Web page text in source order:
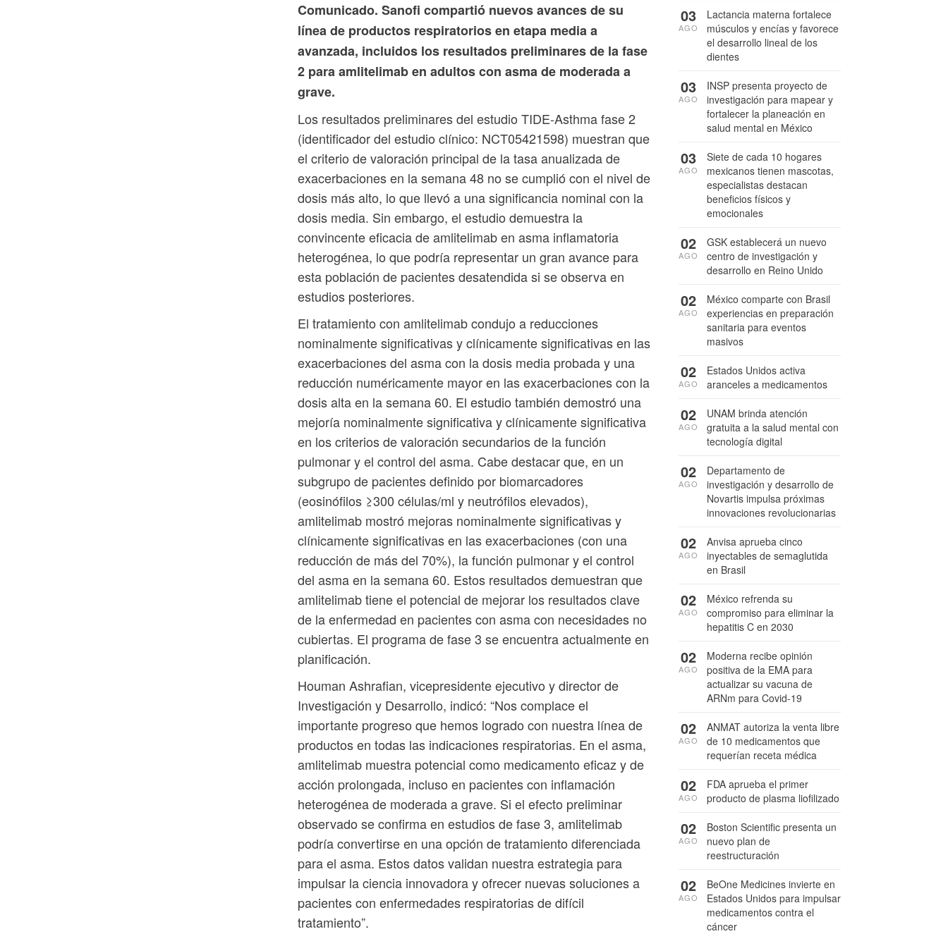
Comunicado. Sanofi compartió nuevos avances de su
línea de productos respiratorios en etapa media a
avanzada, incluidos los resultados preliminares de la fase
2 para amlitelimab en adultos con asma de moderada a
grave.
Los resultados preliminares del estudio TIDE-Asthma fase 2
(identificador del estudio clínico: NCT05421598) muestran que
el criterio de valoración principal de la tasa anualizada de
exacerbaciones en la semana 48 no se cumplió con el nivel de
dosis más alto, lo que llevó a una significancia nominal con la
dosis media. Sin embargo, el estudio demuestra la
convincente eficacia de amlitelimab en asma inflamatoria
heterogénea, lo que podría representar un gran avance para
esta población de pacientes desatendida si se observa en
estudios posteriores.
El tratamiento con amlitelimab condujo a reducciones
nominalmente significativas y clínicamente significativas en las
exacerbaciones del asma con la dosis media probada y una
reducción numéricamente mayor en las exacerbaciones con la
dosis alta en la semana 60. El estudio también demostró una
mejoría nominalmente significativa y clínicamente significativa
en los criterios de valoración secundarios de la función
pulmonar y el control del asma. Cabe destacar que, en un
subgrupo de pacientes definido por biomarcadores
(eosinófilos ≥300 células/ml y neutrófilos elevados),
amlitelimab mostró mejoras nominalmente significativas y
clínicamente significativas en las exacerbaciones (con una
reducción de más del 70%), la función pulmonar y el control
del asma en la semana 60. Estos resultados demuestran que
amlitelimab tiene el potencial de mejorar los resultados clave
de la enfermedad en pacientes con asma con necesidades no
cubiertas. El programa de fase 3 se encuentra actualmente en
planificación.
Houman Ashrafian, vicepresidente ejecutivo y director de
Investigación y Desarrollo, indicó: “Nos complace el
importante progreso que hemos logrado con nuestra línea de
productos en todas las indicaciones respiratorias. En el asma,
amlitelimab muestra potencial como medicamento eficaz y de
acción prolongada, incluso en pacientes con inflamación
heterogénea de moderada a grave. Si el efecto preliminar
observado se confirma en estudios de fase 3, amlitelimab
podría convertirse en una opción de tratamiento diferenciada
para el asma. Estos datos validan nuestra estrategia para
impulsar la ciencia innovadora y ofrecer nuevas soluciones a
pacientes con enfermedades respiratorias de difícil
tratamiento”.
Lactancia materna fortalece
músculos y encías y favorece
el desarrollo lineal de los
dientes
03
AGO
INSP presenta proyecto de
investigación para mapear y
fortalecer la planeación en
salud mental en México
03
AGO
Siete de cada 10 hogares
mexicanos tienen mascotas,
especialistas destacan
beneficios físicos y
emocionales
03
AGO
GSK establecerá un nuevo
centro de investigación y
desarrollo en Reino Unido
02
AGO
México comparte con Brasil
experiencias en preparación
sanitaria para eventos
masivos
02
AGO
Estados Unidos activa
aranceles a medicamentos
02
AGO
UNAM brinda atención
gratuita a la salud mental con
tecnología digital
02
AGO
Departamento de
investigación y desarrollo de
Novartis impulsa próximas
innovaciones revolucionarias
02
AGO
Anvisa aprueba cinco
inyectables de semaglutida
en Brasil
02
AGO
México refrenda su
compromiso para eliminar la
hepatitis C en 2030
02
AGO
Moderna recibe opinión
positiva de la EMA para
actualizar su vacuna de
ARNm para Covid-19
02
AGO
ANMAT autoriza la venta libre
de 10 medicamentos que
requerían receta médica
02
AGO
FDA aprueba el primer
producto de plasma liofilizado
02
AGO
Boston Scientific presenta un
nuevo plan de
reestructuración
02
AGO
BeOne Medicines invierte en
Estados Unidos para impulsar
medicamentos contra el
cáncer
02
AGO